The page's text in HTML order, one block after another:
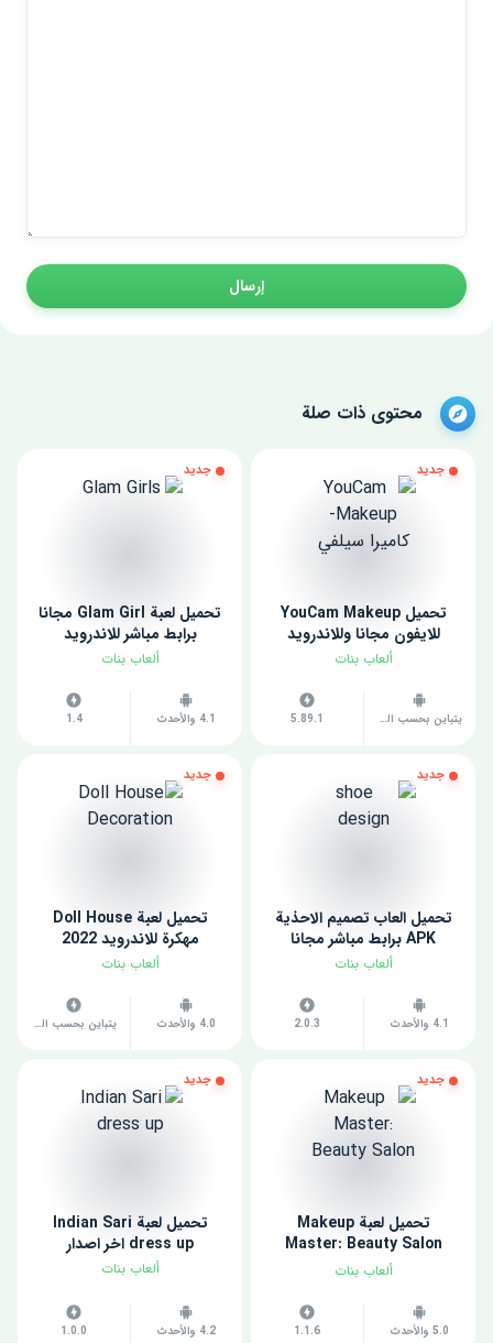
إرسال
محتوى ذات صلة
جديد
تحميل YouCam Makeup
للايفون مجانا وللاندرويد
ألعاب بنات
يتباين بحسب الجهاز 5.89.1
جديد
تحميل لعبة Glam Girl مجانا
برابط مباشر للاندرويد
ألعاب بنات
4.1 والأحدث 1.4
جديد
تحميل العاب تصميم الاحذية
APK برابط مباشر مجانا
ألعاب بنات
4.1 والأحدث 2.0.3
جديد
تحميل لعبة Doll House
مهكرة للاندرويد 2022
ألعاب بنات
4.0 والأحدث يتباين بحسب الجهاز
جديد
تحميل لعبة Makeup
Master: Beauty Salon
مهكرة للاندرويد 2022
ألعاب بنات
5.0 والأحدث 1.1.6
جديد
تحميل لعبة Indian Sari
dress up اخر اصدار
ألعاب بنات
4.2 والأحدث 1.0.0